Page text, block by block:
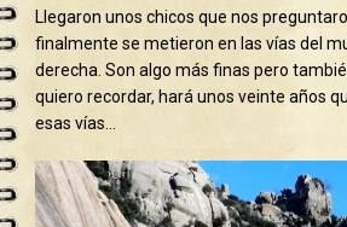
Llegaron unos chicos que nos
finalmente se metieron en las vías del
derecha. Son algo más finas pero
quiero recordar, hará unos veinte años
esas vías…